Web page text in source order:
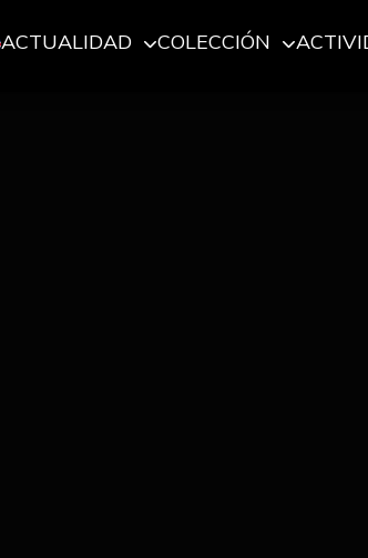
ACTUALIDAD COLECCIÓN